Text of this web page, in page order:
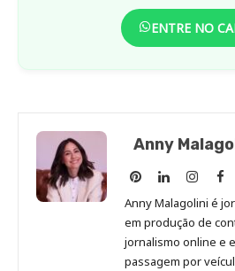
ENTRE NO
Anny
Anny
Malagolini
no
Pinterest
Anny
Malagolini
no
LinkedIn
Anny
no
Anny Malagolini é
em produção de
jornalismo online e
passagem por